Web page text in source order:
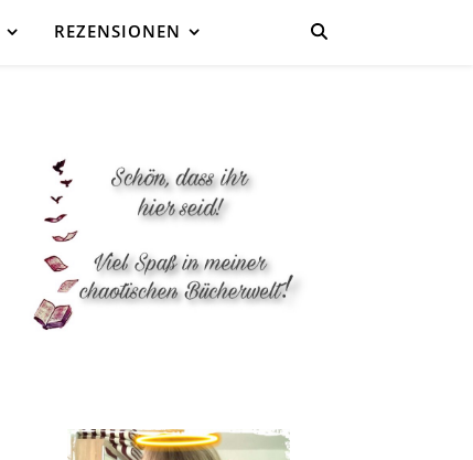
REZENSIONEN